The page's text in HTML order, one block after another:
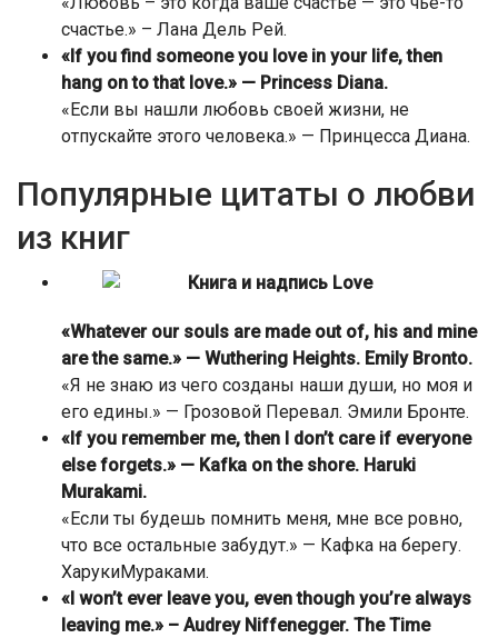
счастье.» – Лана Дель Рей.
«If you find someone you love in your life, then
hang on to that love.» — Princess Diana.
«Если вы нашли любовь своей жизни, не
отпускайте этого человека.» — Принцесса Диана.
Популярные цитаты о любви
из книг
«Whatever our souls are made out of, his and mine
are the same.» — Wuthering Heights. Emily Bronto.
«Я не знаю из чего созданы наши души, но моя и
его едины.» — Грозовой Перевал. Эмили Бронте.
«If you remember me, then I don’t care if everyone
else forgets.» — Kafka on the shore. Haruki
Murakami.
«Если ты будешь помнить меня, мне все ровно,
что все остальные забудут.» — Кафка на берегу.
ХарукиМураками.
«I won’t ever leave you, even though you’re always
leaving me.» – Audrey Niffenegger. The Time